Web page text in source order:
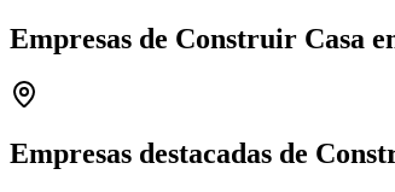
Empresas de Construir Casa
−
Empresas destacadas de